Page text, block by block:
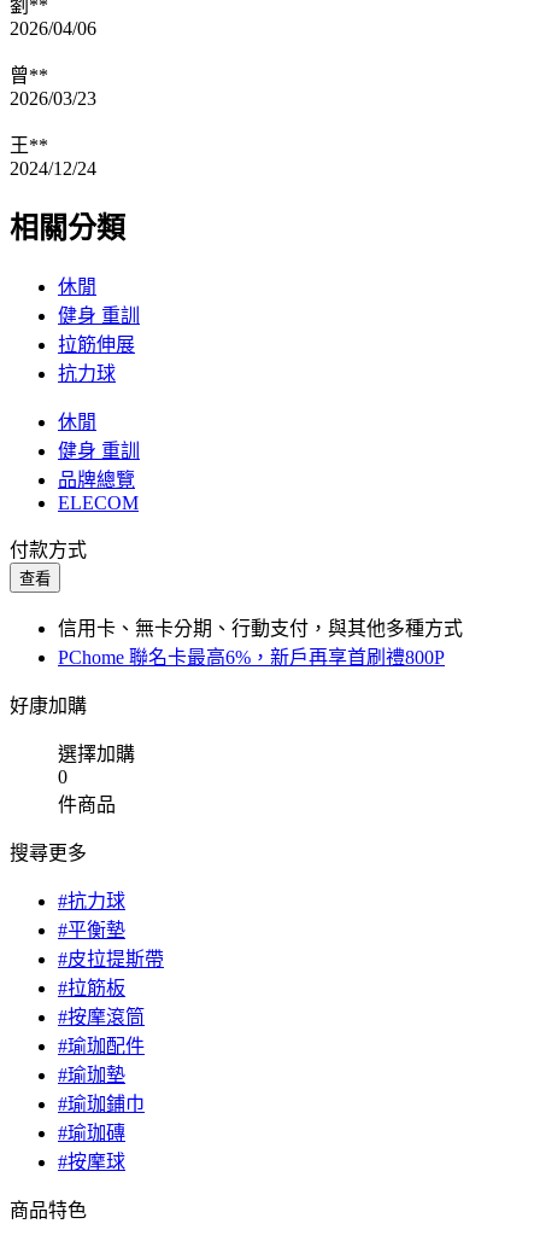
劉**
2026/04/06
曾**
2026/03/23
王**
2024/12/24
相關分類
休閒
健身 重訓
拉筋伸展
抗力球
休閒
健身 重訓
品牌總覽
ELECOM
付款方式
查看
信用卡、無卡分期、行動支付，與其他多種方式
PChome 聯名卡最高6%，新戶再享首刷禮800P
好康加購
選擇加購
0
件商品
搜尋更多
#抗力球
#平衡墊
#皮拉提斯帶
#拉筋板
#按摩滾筒
#瑜珈配件
#瑜珈墊
#瑜珈鋪巾
#瑜珈磚
#按摩球
商品特色